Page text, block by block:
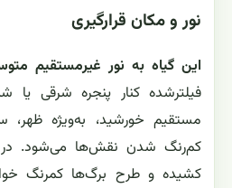
نور و مکان قرارگیری
این گیاه به نور غیرمستقیم
فیلترشده کنار پنجره شرقی
مستقیم خورشید، به‌ویژه
کم‌رنگ شدن نقش‌ها می‌شود. در
کشیده و طرح برگ‌ها کمرنگ